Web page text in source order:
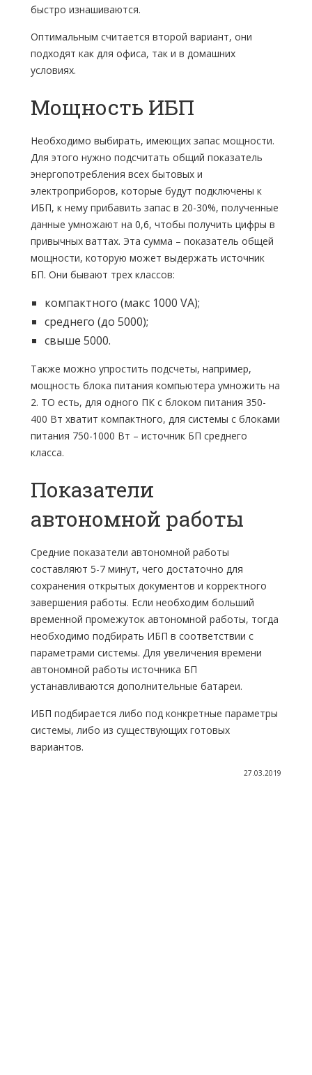
быстро изнашиваются.
Оптимальным считается второй вариант, они
подходят как для офиса, так и в домашних
условиях.
Мощность ИБП
Необходимо выбирать, имеющих запас мощности.
Для этого нужно подсчитать общий показатель
энергопотребления всех бытовых и
электроприборов, которые будут подключены к
ИБП, к нему прибавить запас в 20-30%, полученные
данные умножают на 0,6, чтобы получить цифры в
привычных ваттах. Эта сумма – показатель общей
мощности, которую может выдержать источник
БП. Они бывают трех классов:
компактного (макс 1000 VA);
среднего (до 5000);
свыше 5000.
Также можно упростить подсчеты, например,
мощность блока питания компьютера умножить на
2. ТО есть, для одного ПК с блоком питания 350-
400 Вт хватит компактного, для системы с блоками
питания 750-1000 Вт – источник БП среднего
класса.
Показатели
автономной работы
Средние показатели автономной работы
составляют 5-7 минут, чего достаточно для
сохранения открытых документов и корректного
завершения работы. Если необходим больший
временной промежуток автономной работы, тогда
необходимо подбирать ИБП в соответствии с
параметрами системы. Для увеличения времени
автономной работы источника БП
устанавливаются дополнительные батареи.
ИБП подбирается либо под конкретные параметры
системы, либо из существующих готовых
вариантов.
27.03.2019